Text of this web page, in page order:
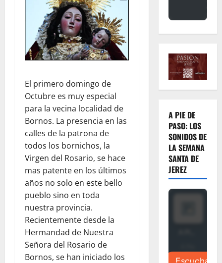
El primero domingo de
Octubre es muy especial
para la vecina localidad de
Bornos. La presencia en las
calles de la patrona de
todos los bornichos, la
Virgen del Rosario, se hace
mas patente en los últimos
años no solo en este bello
pueblo sino en toda
nuestra provincia.
Recientemente desde la
Hermandad de Nuestra
Señora del Rosario de
Bornos, se han iniciado los
A PIE DE
PASO: LOS
SONIDOS DE
LA SEMANA
SANTA DE
JEREZ